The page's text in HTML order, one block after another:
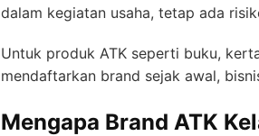
dalam kegiatan usaha, tetap ada
Untuk produk ATK seperti buku,
mendaftarkan brand sejak awal,
Mengapa Brand ATK